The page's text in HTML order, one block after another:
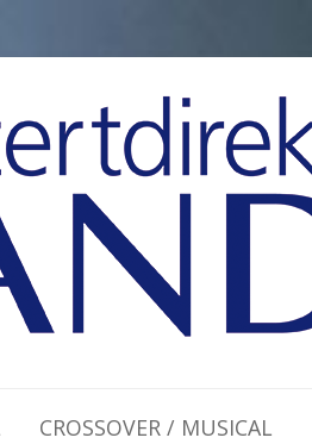
CROSSOVER / MUSICAL